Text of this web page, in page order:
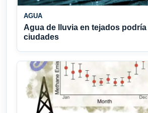
AGUA
Agua de lluvia en tejados
ciudades